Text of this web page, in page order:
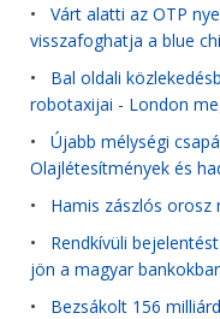
• Várt alatti az OTP
visszafoghatja a blue
• Bal oldali
robotaxijai - London
• Újabb mélységi
Olajlétesítmények és
• Hamis zászlós
• Rendkívüli
jön a magyar
• Bezsákolt 156